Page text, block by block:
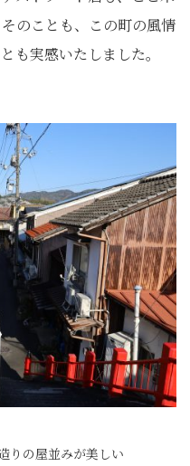
のことも、この町の風情
も実感いたしました。
りの屋並みが美しい